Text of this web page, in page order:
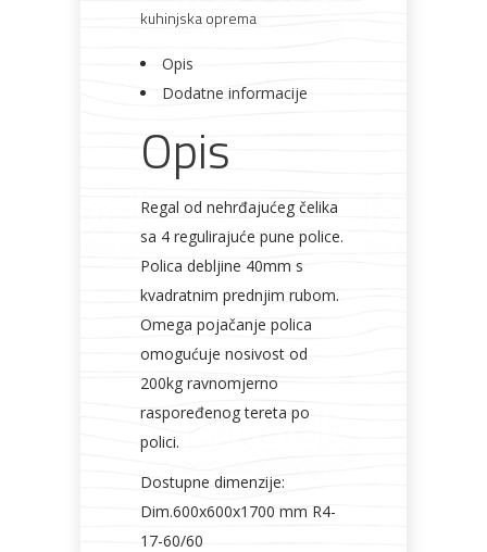
Metalna
galanterija
Elektromaterijal
kuhinjska oprema
Opis
Dodatne informacije
Opis
Regal od nehrđajućeg čelika
sa 4 regulirajuće pune police.
Polica debljine 40mm s
kvadratnim prednjim rubom.
Omega pojačanje polica
omogućuje nosivost od
200kg ravnomjerno
raspoređenog tereta po
polici.
Dostupne dimenzije:
Dim.600x600x1700 mm R4-
17-60/60